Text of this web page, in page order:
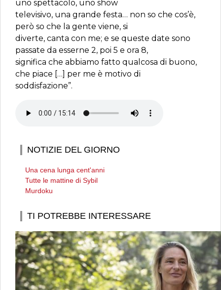
uno spettacolo, uno show
televisivo, una grande festa… non so che cos’è,
però so che la gente viene, si
diverte, canta con me; e se queste date sono
passate da esserne 2, poi 5 e ora 8,
significa che abbiamo fatto qualcosa di buono,
che piace […] per me è motivo di
soddisfazione”.
NOTIZIE DEL GIORNO
Una cena lunga cent'anni
Tutte le mattine di Sybil
Murdoku
TI POTREBBE INTERESSARE